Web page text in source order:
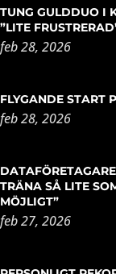
TUNG GULDDUO I
”LITE
feb 28, 2026
FLYGANDE START
feb 28, 2026
TRÄNA SÅ LITE
MÖJLIGT”
feb 27, 2026